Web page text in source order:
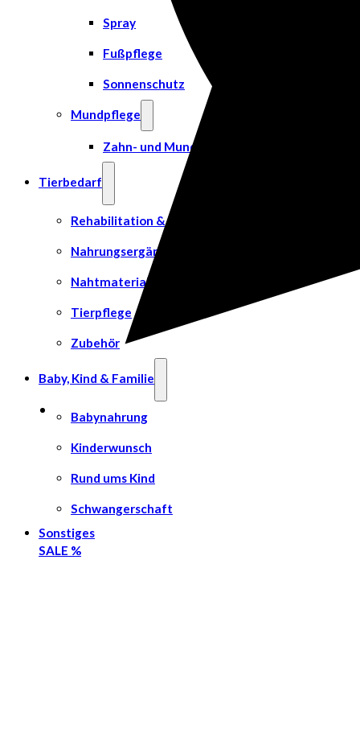
Spray
Fußpflege
Sonnenschutz
Mundpflege
Zahn- und Mundpflege
Tierbedarf
Rehabilitation & Orthopädie
Nahrungsergänzungsmittel
Nahtmaterial
Tierpflege
Zubehör
Baby, Kind & Familie
Babynahrung
Kinderwunsch
Rund ums Kind
Schwangerschaft
Sonstiges
SALE %